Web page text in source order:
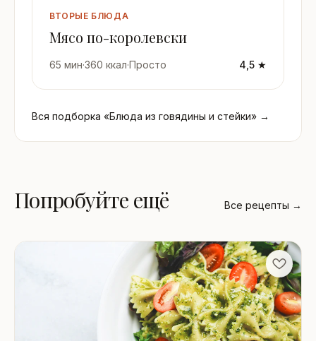
ВТОРЫЕ БЛЮДА
Мясо по-королевски
65 мин·360 ккал·Просто 4,5 ★
Вся подборка «Блюда из говядины и стейки» →
Попробуйте ещё Все рецепты →